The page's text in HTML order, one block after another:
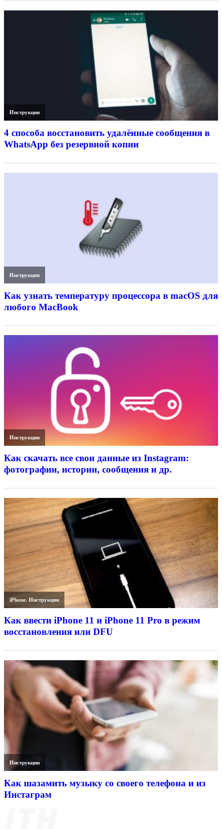
Инструкции
4 способа восстановить удалённые сообщения в
WhatsApp без резервной копии
Инструкции
Как узнать температуру процессора в macOS для
любого MacBook
Инструкции
Как скачать все свои данные из Instagram:
фотографии, истории, сообщения и др.
iPhone,Инструкции
Как ввести iPhone 11 и iPhone 11 Pro в режим
восстановления или DFU
Инструкции
Как шазамить музыку со своего телефона и из
Инстаграм